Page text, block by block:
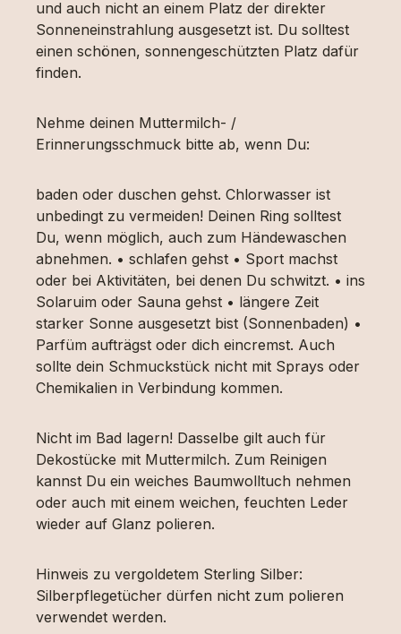
und auch nicht an einem Platz der direkter
Sonneneinstrahlung ausgesetzt ist. Du solltest
einen schönen, sonnengeschützten Platz dafür
finden.
Nehme deinen Muttermilch- /
Erinnerungsschmuck bitte ab, wenn Du:
baden oder duschen gehst. Chlorwasser ist
unbedingt zu vermeiden! Deinen Ring solltest
Du, wenn möglich, auch zum Händewaschen
abnehmen. • schlafen gehst • Sport machst
oder bei Aktivitäten, bei denen Du schwitzt. • ins
Solaruim oder Sauna gehst • längere Zeit
starker Sonne ausgesetzt bist (Sonnenbaden) •
Parfüm aufträgst oder dich eincremst. Auch
sollte dein Schmuckstück nicht mit Sprays oder
Chemikalien in Verbindung kommen.
Nicht im Bad lagern! Dasselbe gilt auch für
Dekostücke mit Muttermilch. Zum Reinigen
kannst Du ein weiches Baumwolltuch nehmen
oder auch mit einem weichen, feuchten Leder
wieder auf Glanz polieren.
Hinweis zu vergoldetem Sterling Silber:
Silberpflegetücher dürfen nicht zum polieren
verwendet werden.